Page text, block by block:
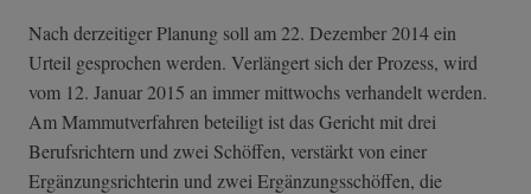
Nach derzeitiger Planung soll am 22. Dezember 2014 ein
Urteil gesprochen werden. Verlängert sich der Prozess, wird
vom 12. Januar 2015 an immer mittwochs verhandelt werden.
Am Mammutverfahren beteiligt ist das Gericht mit drei
Berufsrichtern und zwei Schöffen, verstärkt von einer
Ergänzungsrichterin und zwei Ergänzungsschöffen, die